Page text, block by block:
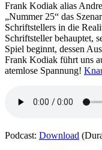
10
Frank Kodiak alias
„Nummer 25“ das
Schriftstellers in die
Schriftsteller behauptet,
Spiel beginnt, dessen
Frank Kodiak führt uns
atemlose Spannung!
Podcast: Download